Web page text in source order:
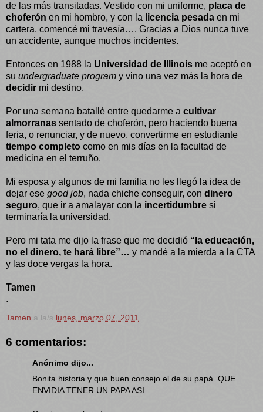
de las más transitadas. Vestido con mi uniforme, placa de
choferón en mi hombro, y con la licencia pesada en mi
cartera, comencé mi travesía…. Gracias a Dios nunca tuve
un accidente, aunque muchos incidentes.
Entonces en 1988 la Universidad de Illinois me aceptó en
su undergraduate program y vino una vez más la hora de
decidir mi destino.
Por una semana batallé entre quedarme a cultivar
almorranas sentado de choferón, pero haciendo buena
feria, o renunciar, y de nuevo, convertirme en estudiante
tiempo completo como en mis días en la facultad de
medicina en el terruño.
Mi esposa y algunos de mi familia no les llegó la idea de
dejar ese good job, nada chiche conseguir, con dinero
seguro, que ir a amalayar con la incertidumbre si
terminaría la universidad.
Pero mi tata me dijo la frase que me decidió “la educación,
no el dinero, te hará libre”… y mandé a la mierda a la CTA
y las doce vergas la hora.
Tamen
.
Tamen a la/s lunes, marzo 07, 2011
6 comentarios:
Anónimo dijo...
Bonita historia y que buen consejo el de su papá. QUE
ENVIDIA TENER UN PAPA ASI...